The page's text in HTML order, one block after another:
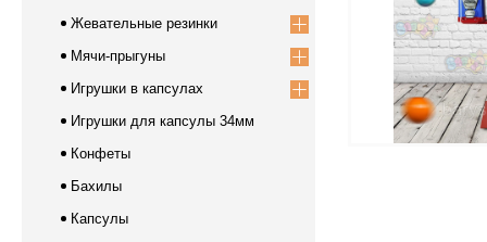
Жевательные резинки
Мячи-прыгуны
Игрушки в капсулах
Игрушки для капсулы 34мм
Конфеты
Бахилы
Капсулы